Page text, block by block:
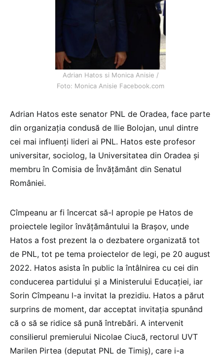
Adrian Hatos si Monica Anisie /
Foto: Monica Anisie Facebook.com
Adrian Hatos este senator PNL de Oradea, face parte
din organizația condusă de Ilie Bolojan, unul dintre
cei mai influenți lideri ai PNL. Hatos este profesor
universitar, sociolog, la Universitatea din Oradea și
membru în Comisia de Învățământ din Senatul
României.
Cîmpeanu ar fi încercat să-l apropie pe Hatos de
proiectele legilor învățământului la Brașov, unde
Hatos a fost prezent la o dezbatere organizată tot
de PNL, tot pe tema proiectelor de legi, pe 20 august
2022. Hatos asista în public la întâlnirea cu cei din
conducerea partidului și a Ministerului Educației, iar
Sorin Cîmpeanu l-a invitat la prezidiu. Hatos a părut
surprins de moment, dar acceptat invitația spunând
că o să se ridice să pună întrebări. A intervenit
consilierul premierului Nicolae Ciucă, rectorul UVT
Marilen Pirtea (deputat PNL de Timiș), care i-a